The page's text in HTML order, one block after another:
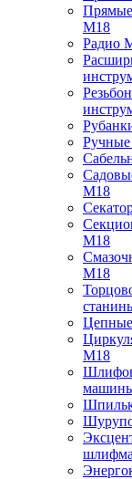
M18
Радио
M18
M18
M18
M18